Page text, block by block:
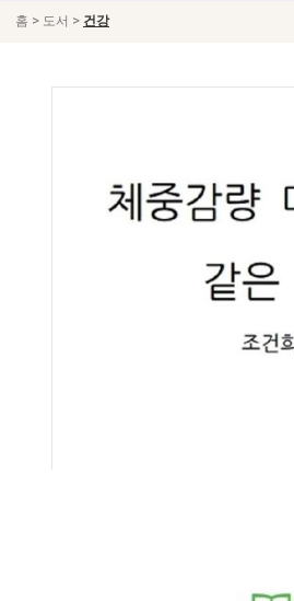
홈 > 도서 > 건강